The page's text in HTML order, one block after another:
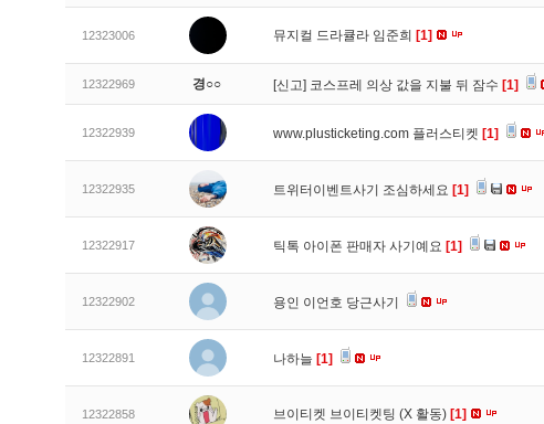
12323006 뮤지컬 드라큘라 임준희 [1]
12322969 경○○ [신고] 코스프레 의상 값을 지불 뒤 잠수 [1]
12322939 www.plusticketing.com 플러스티켓 [1]
12322935 트위터이벤트사기 조심하세요 [1]
12322917 틱톡 아이폰 판매자 사기예요 [1]
12322902 용인 이언호 당근사기
12322891 나하늘 [1]
12322858 브이티켓 브이티켓팅 (X 활동) [1]